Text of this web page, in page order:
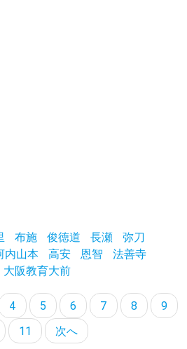
布施 俊徳道 長瀬
弥刀
内山本 高安 恩智
法善寺
大阪教育大前
4 5 6 7 8
9
11 次へ